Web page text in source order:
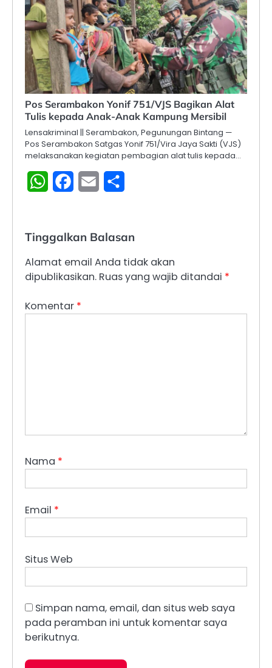
Pos Serambakon Yonif 751/VJS Bagikan Alat
Tulis kepada Anak-Anak Kampung Mersibil
Lensakriminal || Serambakon, Pegunungan Bintang —
Pos Serambakon Satgas Yonif 751/Vira Jaya Sakti (VJS)
melaksanakan kegiatan pembagian alat tulis kepada…
WhatsAppFacebook
Email
Tinggalkan Balasan
Alamat email Anda tidak akan
dipublikasikan. Ruas yang wajib ditandai *
Komentar *
Nama *
Email *
Situs Web
Simpan nama, email, dan situs web saya
pada peramban ini untuk komentar saya
berikutnya.